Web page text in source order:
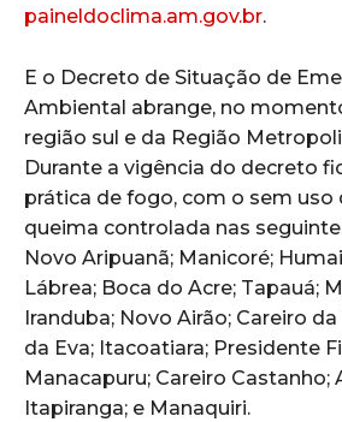
paineldoclima.am.gov.br.
E o Decreto de Situação de
Ambiental abrange, no
região sul e da Região
Durante a vigência do decreto
prática de fogo, com o sem uso
queima controlada nas
Novo Aripuanã; Manicoré;
Lábrea; Boca do Acre; Tapauá;
Iranduba; Novo Airão; Careiro
da Eva; Itacoatiara; Presidente
Manacapuru; Careiro Castanho;
Itapiranga; e Manaquiri.